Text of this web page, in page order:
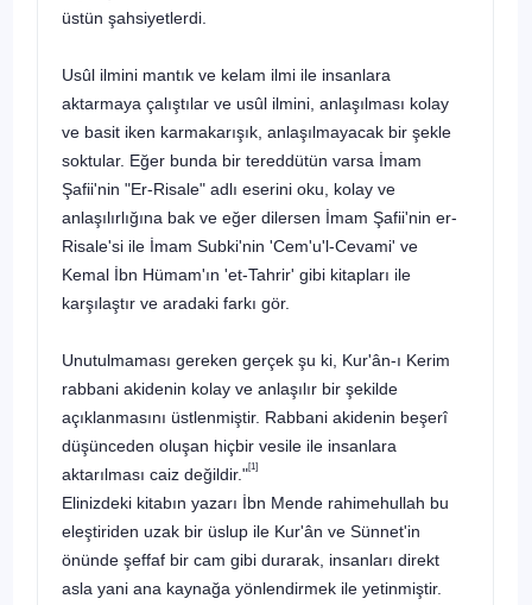
üstün şahsiyetlerdi.
Usûl ilmini mantık ve kelam ilmi ile insanlara
aktarmaya çalıştılar ve usûl ilmini, anlaşılması kolay
ve basit iken karmakarışık, anlaşılmayacak bir şekle
soktular. Eğer bunda bir tereddütün varsa İmam
Şafii'nin "Er-Risale" adlı eserini oku, kolay ve
anlaşılırlığına bak ve eğer dilersen İmam Şafii'nin er-
Risale'si ile İmam Subki'nin 'Cem'u'l-Cevami' ve
Kemal İbn Hümam'ın 'et-Tahrir' gibi kitapları ile
karşılaştır ve aradaki farkı gör.
Unutulmaması gereken gerçek şu ki, Kur'ân-ı Kerim
rabbani akidenin ko­lay ve anlaşılır bir şekilde
açıklanmasını üstlenmiştir. Rabbani akidenin beşerî
düşünceden oluşan hiçbir vesile ile insanlara
aktarılması caiz değildir."[1]
Elinizdeki kitabın yazarı İbn Mende rahimehullah bu
eleştiriden uzak bir üslup ile Kur'ân ve Sünnet'in
önünde şeffaf bir cam gibi durarak, insanları direkt
asla yani ana kaynağa yönlendirmek ile yetinmiştir.